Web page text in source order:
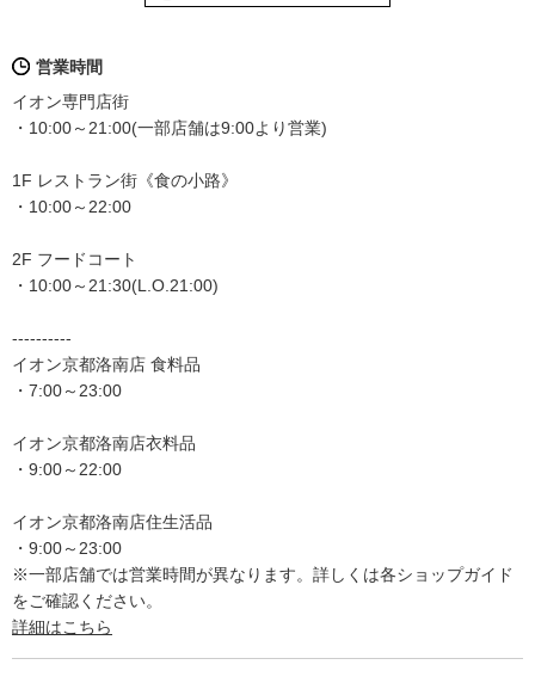
営業時間
イオン専門店街
・10:00～21:00(一部店舗は9:00より営業)
1F レストラン街《食の小路》
・10:00～22:00
2F フードコート
・10:00～21:30(L.O.21:00)
----------
イオン京都洛南店 食料品
・7:00～23:00
イオン京都洛南店衣料品
・9:00～22:00
イオン京都洛南店住生活品
・9:00～23:00
※一部店舗では営業時間が異なります。詳しくは各ショップガイド
をご確認ください。
詳細はこちら